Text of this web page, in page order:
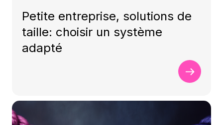
Petite entreprise, solutions de
taille: choisir un système
adapté